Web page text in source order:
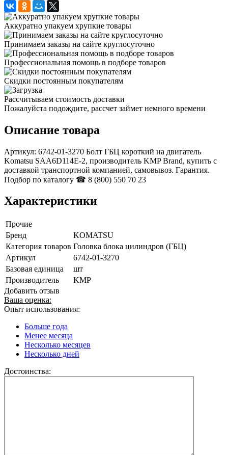
Аккуратно упакуем хрупкие товары
Принимаем заказы на сайте круглосуточно
Профессиональная помощь в подборе товаров
Скидки постоянным покупателям
Рассчитываем стоимость доставки
Пожалуйста подождите, рассчет займет немного времени
Описание товара
Артикул: 6742-01-3270 Болт ГБЦ короткий на двигатель
Komatsu SAA6D114E-2, производитель KMP Brand, купить с
доставкой транспортной компанией, самовывоз. Гарантия.
Подбор по каталогу ☎ 8 (800) 550 70 23
Характеристики
Прочие
Бренд
KOMATSU
Категория товаров Головка блока цилиндров (ГБЦ)
Артикул
6742-01-3270
Базовая единица
шт
Производитель
KMP
Добавить отзыв
Ваша оценка:
Опыт использования:
Больше года
Менее месяца
Несколько месяцев
Несколько дней
Достоинства: